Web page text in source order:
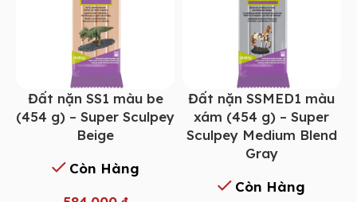
Đất nặn SS1 màu be
(454 g) – Super Sculpey
Beige
Còn Hàng
Đất nặn SSMED1 màu
xám (454 g) – Super
Sculpey Medium Blend
Gray
Còn Hàng